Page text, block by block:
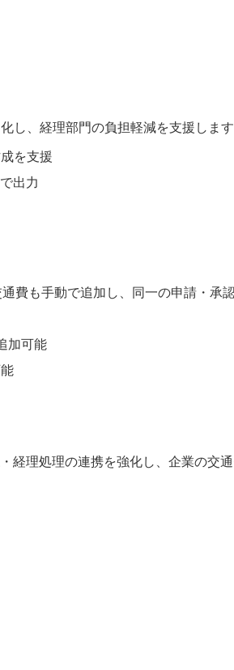
し、経理部門の負担軽減を支援しま
を支援
出力
費も手動で追加し、同一の申請・承
加可能
経理処理の連携を強化し、企業の交